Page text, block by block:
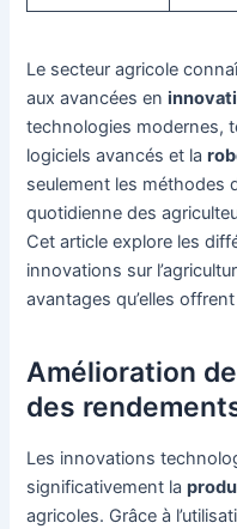
Le secteur agricole
aux avancées en
technologies modernes,
logiciels avancés et la
seulement les méthodes
quotidienne des
Cet article explore les
innovations sur
avantages qu’elles
Amélioration
des
Les innovations
significativement la
agricoles. Grâce à